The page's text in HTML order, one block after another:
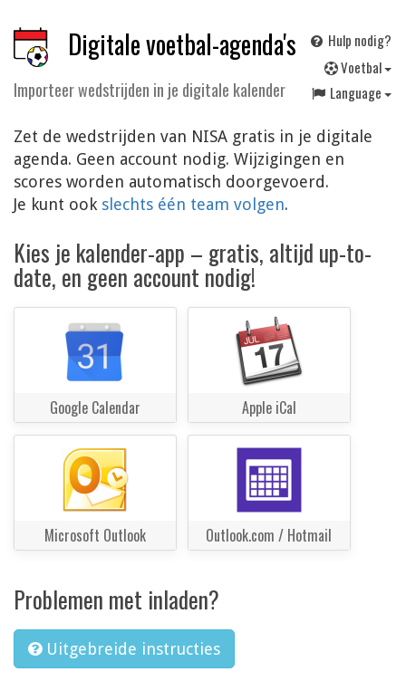
Digitale voetbal-agenda's
Importeer wedstrijden in je digitale kalender
Hulp nodig?
Voetbal
Language
Zet de wedstrijden van NISA gratis in je digitale
agenda. Geen account nodig. Wijzigingen en
scores worden automatisch doorgevoerd.
Je kunt ook slechts één team volgen.
Kies je kalender-app – gratis, altijd up-to-
date, en geen account nodig!
Google Calendar Apple iCal
Microsoft Outlook Outlook.com / Hotmail
Problemen met inladen?
Uitgebreide instructies